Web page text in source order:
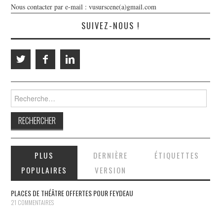
Nous contacter par e-mail : vusurscene(a)gmail.com
SUIVEZ-NOUS !
PLUS
POPULAIRES
DERNIÈRE
VERSION
ÉTIQUETTES
PLACES DE THÉÂTRE OFFERTES POUR FEYDEAU
21 COMMENTAIRES